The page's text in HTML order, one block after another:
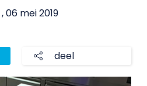
, 06 mei 2019
deel